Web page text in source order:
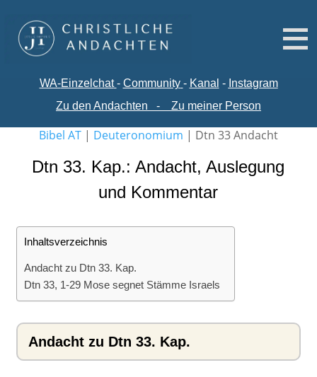
WA-Einzelchat - Community - Kanal - Instagram
Zu den Andachten
- Zu meiner Person
Bibel AT | Deuteronomium | Dtn 33 Andacht
Dtn 33. Kap.: Andacht, Auslegung
und Kommentar
Inhaltsverzeichnis
Andacht zu Dtn 33. Kap.
Dtn 33, 1-29 Mose segnet Stämme Israels
Andacht zu Dtn 33. Kap.